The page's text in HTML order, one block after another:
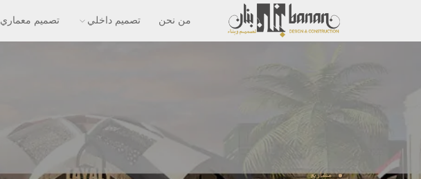
من نحن تصميم داخلي تصميم معماري
مشاريع